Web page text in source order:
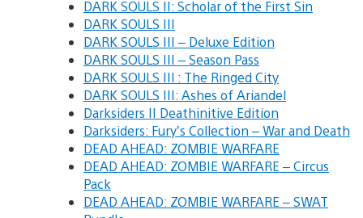
DARK SOULS II: Scholar of the First Sin
DARK SOULS III
DARK SOULS III – Deluxe Edition
DARK SOULS III – Season Pass
DARK SOULS III : The Ringed City
DARK SOULS III: Ashes of Ariandel
Darksiders II Deathinitive Edition
Darksiders: Fury’s Collection – War and Death
DEAD AHEAD: ZOMBIE WARFARE
DEAD AHEAD: ZOMBIE WARFARE – Circus
Pack
DEAD AHEAD: ZOMBIE WARFARE – SWAT